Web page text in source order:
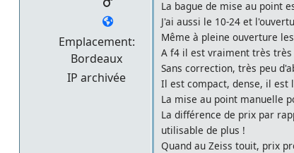
Emplacement:
Bordeaux
IP archivée
La bague de mise au point
J'ai aussi le 10-24 et
Même à pleine ouverture
A f4 il est vraiment très très
Sans correction, très peu
Il est compact, dense, il
La mise au point manuelle
La différence de prix par
utilisable de plus !
Quand au Zeiss touit, prix